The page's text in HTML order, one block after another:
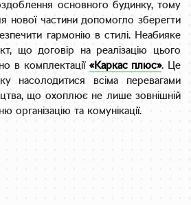
основного будинку, тому
нової частини допомогло зберегти
гармонію в стилі. Неабияке
що договір на реалізацію цього
в комплектації «Каркас плюс». Це
насолодитися всіма перевагами
що охоплює не лише зовнішній
організацію та комунікації.